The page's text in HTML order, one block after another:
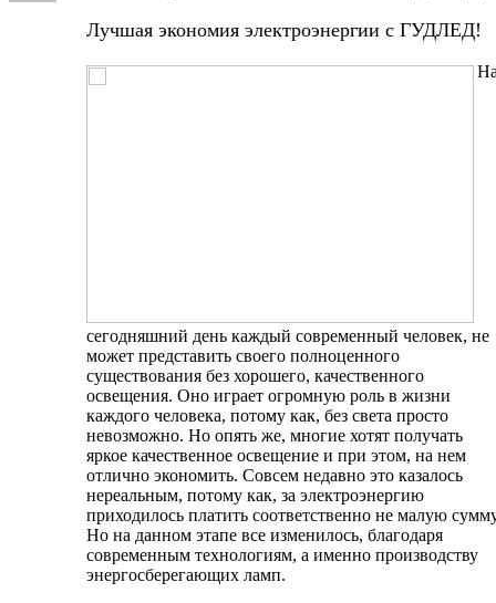
Лучшая экономия электроэнергии с ГУДЛЕД!
сегодняшний день каждый современный человек, не
может представить своего полноценного
существования без хорошего, качественного
освещения. Оно играет огромную роль в жизни
каждого человека, потому как, без света просто
невозможно. Но опять же, многие хотят получать
яркое качественное освещение и при этом, на нем
отлично экономить. Совсем недавно это казалось
нереальным, потому как, за электроэнергию
приходилось платить соответственно не малую
Но на данном этапе все изменилось, благодаря
современным технологиям, а именно производству
энергосберегающих ламп.